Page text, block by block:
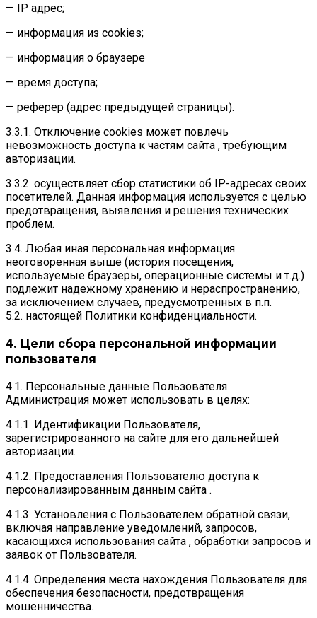
— IP адрес;
— информация из cookies;
— информация о браузере
— время доступа;
— реферер (адрес предыдущей страницы).
3.3.1. Отключение cookies может повлечь
невозможность доступа к частям сайта , требующим
авторизации.
3.3.2. осуществляет сбор статистики об IP-адресах своих
посетителей. Данная информация используется с целью
предотвращения, выявления и решения технических
проблем.
3.4. Любая иная персональная информация
неоговоренная выше (история посещения,
используемые браузеры, операционные системы и т.д.)
подлежит надежному хранению и нераспространению,
за исключением случаев, предусмотренных в п.п.
5.2. настоящей Политики конфиденциальности.
4. Цели сбора персональной информации
пользователя
4.1. Персональные данные Пользователя
Администрация может использовать в целях:
4.1.1. Идентификации Пользователя,
зарегистрированного на сайте для его дальнейшей
авторизации.
4.1.2. Предоставления Пользователю доступа к
персонализированным данным сайта .
4.1.3. Установления с Пользователем обратной связи,
включая направление уведомлений, запросов,
касающихся использования сайта , обработки запросов и
заявок от Пользователя.
4.1.4. Определения места нахождения Пользователя для
обеспечения безопасности, предотвращения
мошенничества.